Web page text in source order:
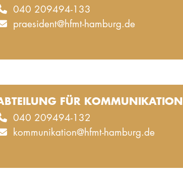
040 209494-133
praesident@hfmt-hamburg.de
FÜR KOMMUNIKATION
040 209494-132
kommunikation@hfmt-hamburg.de